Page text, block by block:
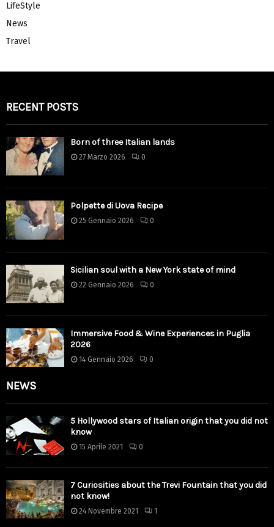
LifeStyle
News
Travel
RECENT POSTS
Born of three Italian lands
27 Marzo 2026 0
Polpette di Uova Recipe
25 Gennaio 2026 0
Sicilian soul with a New York state of mind
22 Gennaio 2026 0
Immersive Food & Wine Experiences in Puglia
2026
14 Gennaio 2026 0
NEWS
5 Hollywood stars of Italian origin that you did not
know
15 Aprile 2021 0
7 Curiosities about the Trevi Fountain that you did
not know!
24 Novembre 2021 1